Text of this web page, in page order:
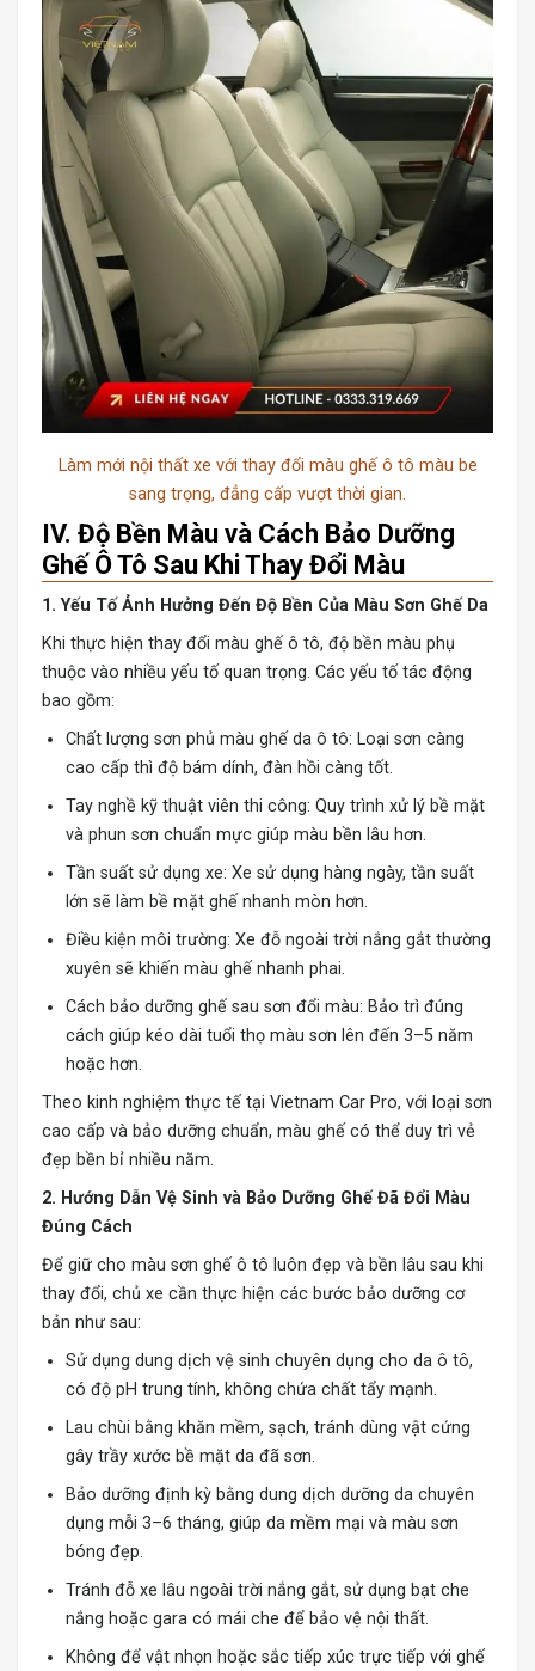
Làm mới nội thất xe với thay đổi màu ghế ô tô màu be
sang trọng, đẳng cấp vượt thời gian.
IV. Độ Bền Màu và Cách Bảo Dưỡng
Ghế Ô Tô Sau Khi Thay Đổi Màu
1. Yếu Tố Ảnh Hưởng Đến Độ Bền Của Màu Sơn Ghế Da
Khi thực hiện thay đổi màu ghế ô tô, độ bền màu phụ
thuộc vào nhiều yếu tố quan trọng. Các yếu tố tác động
bao gồm:
Chất lượng sơn phủ màu ghế da ô tô: Loại sơn càng
cao cấp thì độ bám dính, đàn hồi càng tốt.
Tay nghề kỹ thuật viên thi công: Quy trình xử lý bề mặt
và phun sơn chuẩn mực giúp màu bền lâu hơn.
Tần suất sử dụng xe: Xe sử dụng hàng ngày, tần suất
lớn sẽ làm bề mặt ghế nhanh mòn hơn.
Điều kiện môi trường: Xe đỗ ngoài trời nắng gắt thường
xuyên sẽ khiến màu ghế nhanh phai.
Cách bảo dưỡng ghế sau sơn đổi màu: Bảo trì đúng
cách giúp kéo dài tuổi thọ màu sơn lên đến 3–5 năm
hoặc hơn.
Theo kinh nghiệm thực tế tại Vietnam Car Pro, với loại sơn
cao cấp và bảo dưỡng chuẩn, màu ghế có thể duy trì vẻ
đẹp bền bỉ nhiều năm.
2. Hướng Dẫn Vệ Sinh và Bảo Dưỡng Ghế Đã Đổi Màu
Đúng Cách
Để giữ cho màu sơn ghế ô tô luôn đẹp và bền lâu sau khi
thay đổi, chủ xe cần thực hiện các bước bảo dưỡng cơ
bản như sau:
Sử dụng dung dịch vệ sinh chuyên dụng cho da ô tô,
có độ pH trung tính, không chứa chất tẩy mạnh.
Lau chùi bằng khăn mềm, sạch, tránh dùng vật cứng
gây trầy xước bề mặt da đã sơn.
Bảo dưỡng định kỳ bằng dung dịch dưỡng da chuyên
dụng mỗi 3–6 tháng, giúp da mềm mại và màu sơn
bóng đẹp.
Tránh đỗ xe lâu ngoài trời nắng gắt, sử dụng bạt che
nắng hoặc gara có mái che để bảo vệ nội thất.
Không để vật nhọn hoặc sắc tiếp xúc trực tiếp với ghế